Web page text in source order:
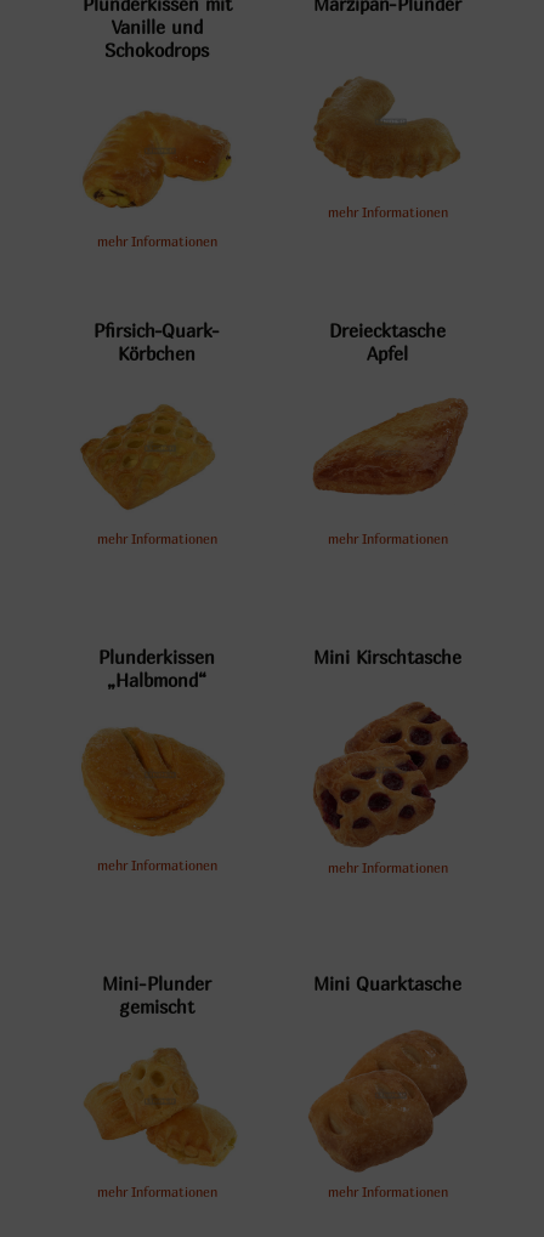
Vanille und
Schokodrops
mehr Informationen
mehr Informationen
Pfirsich-Quark-
Körbchen
mehr Informationen
Dreiecktasche
Apfel
mehr Informationen
Plunderkissen
„Halbmond“
mehr Informationen
Mini Kirschtasche
mehr Informationen
Mini-Plunder
gemischt
mehr Informationen
Mini Quarktasche
mehr Informationen